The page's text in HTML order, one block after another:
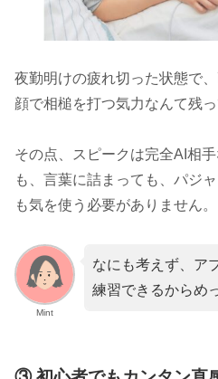
夜勤明けの疲れ切った状態で
顔で相槌を打つ気力なんて残っ
その点、スピークは完全AI相
も、言葉に詰まっても、パジ
も気を使う必要がありません。
Mint
なにも考えず、ア
練習できるからめ